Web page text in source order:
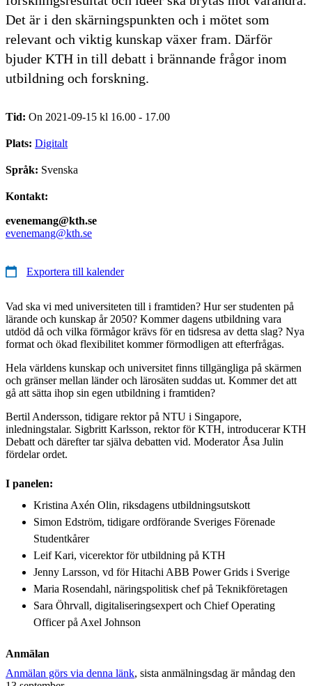
Det är i den skärningspunkten och i mötet som
relevant och viktig kunskap växer fram. Därför
bjuder KTH in till debatt i brännande frågor inom
utbildning och forskning.
Tid: On 2021-09-15 kl 16.00 - 17.00
Plats: Digitalt
Språk: Svenska
Kontakt:
evenemang@kth.se
evenemang@kth.se
Exportera till kalender
Vad ska vi med universiteten till i framtiden? Hur ser studenten på
lärande och kunskap år 2050? Kommer dagens utbildning vara
utdöd då och vilka förmågor krävs för en tidsresa av detta slag? Nya
format och ökad flexibilitet kommer förmodligen att efterfrågas.
Hela världens kunskap och universitet finns tillgängliga på skärmen
och gränser mellan länder och lärosäten suddas ut. Kommer det att
gå att sätta ihop sin egen utbildning i framtiden?
Bertil Andersson, tidigare rektor på NTU i Singapore,
inledningstalar. Sigbritt Karlsson, rektor för KTH, introducerar KTH
Debatt och därefter tar själva debatten vid. Moderator Åsa Julin
fördelar ordet.
I panelen:
Kristina Axén Olin, riksdagens utbildningsutskott
Simon Edström, tidigare ordförande Sveriges Förenade
Studentkårer
Leif Kari, vicerektor för utbildning på KTH
Jenny Larsson, vd för Hitachi ABB Power Grids i Sverige
Maria Rosendahl, näringspolitisk chef på Teknikföretagen
Sara Öhrvall, digitaliseringsexpert och Chief Operating
Officer på Axel Johnson
Anmälan
Anmälan görs via denna länk, sista anmälningsdag är måndag den